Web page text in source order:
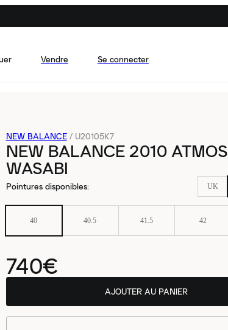
Vendre Se connecter
NEW BALANCE / U20105K7
NEW BALANCE 2010 ATMOS
WASABI
Pointures disponibles: UK
40 40.5 41.5 42
740€
AJOUTER AU PANIER